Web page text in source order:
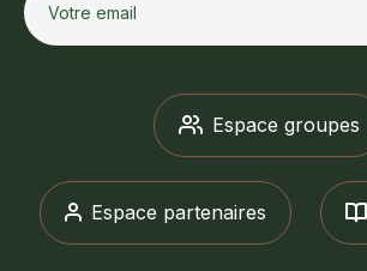
Votre email
Espace groupes
Espace partenaires